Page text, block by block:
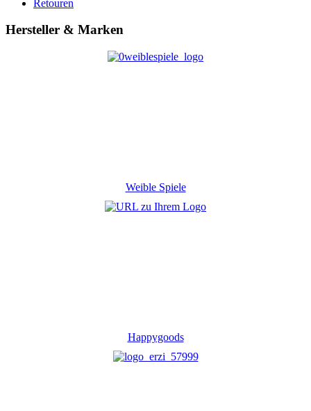
Retouren
Hersteller & Marken
Weible Spiele
Happygoods